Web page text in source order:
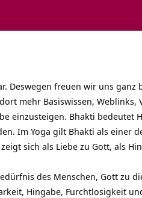
Deswegen freuen wir uns ganz
mehr Basiswissen,
einzusteigen. Bhakti
Im Yoga gilt Bhakti als einer
sich als Liebe zu Gott, als
des Menschen, Gott zu
Hingabe, Furchtlosigkeit